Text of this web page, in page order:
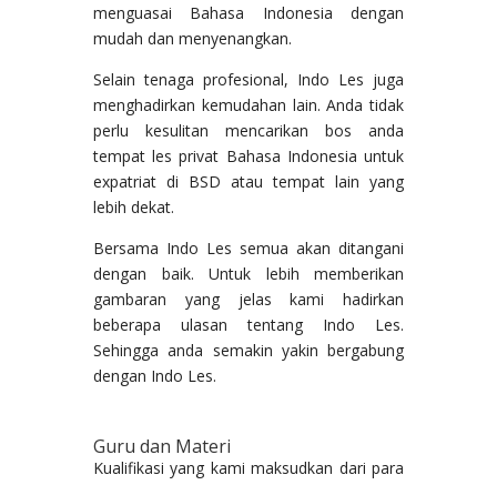
menguasai Bahasa Indonesia dengan
mudah dan menyenangkan.
Selain tenaga profesional, Indo Les juga
menghadirkan kemudahan lain. Anda tidak
perlu kesulitan mencarikan bos anda
tempat les privat Bahasa Indonesia untuk
expatriat di BSD atau tempat lain yang
lebih dekat.
Bersama Indo Les semua akan ditangani
dengan baik. Untuk lebih memberikan
gambaran yang jelas kami hadirkan
beberapa ulasan tentang Indo Les.
Sehingga anda semakin yakin bergabung
dengan Indo Les.
Guru dan Materi
Kualifikasi yang kami maksudkan dari para